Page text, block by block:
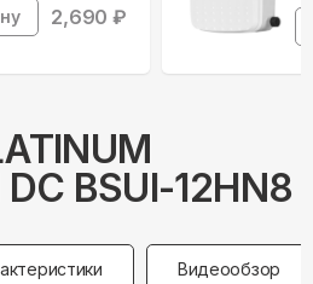
2,690 ₽
BSUI-12HN8
Видеообзор